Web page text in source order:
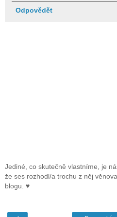
Odpovědět
Jediné, co skutečně vlastníme, je
že ses rozhodl/a trochu z něj
blogu. ♥